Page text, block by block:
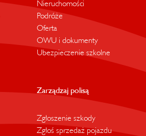
Nieruchomości
Podróże
Oferta
OWU i dokumenty
Ubezpieczenie szkolne
Zarządzaj polisą
Zgłoszenie szkody
Zgłoś sprzedaż pojazdu